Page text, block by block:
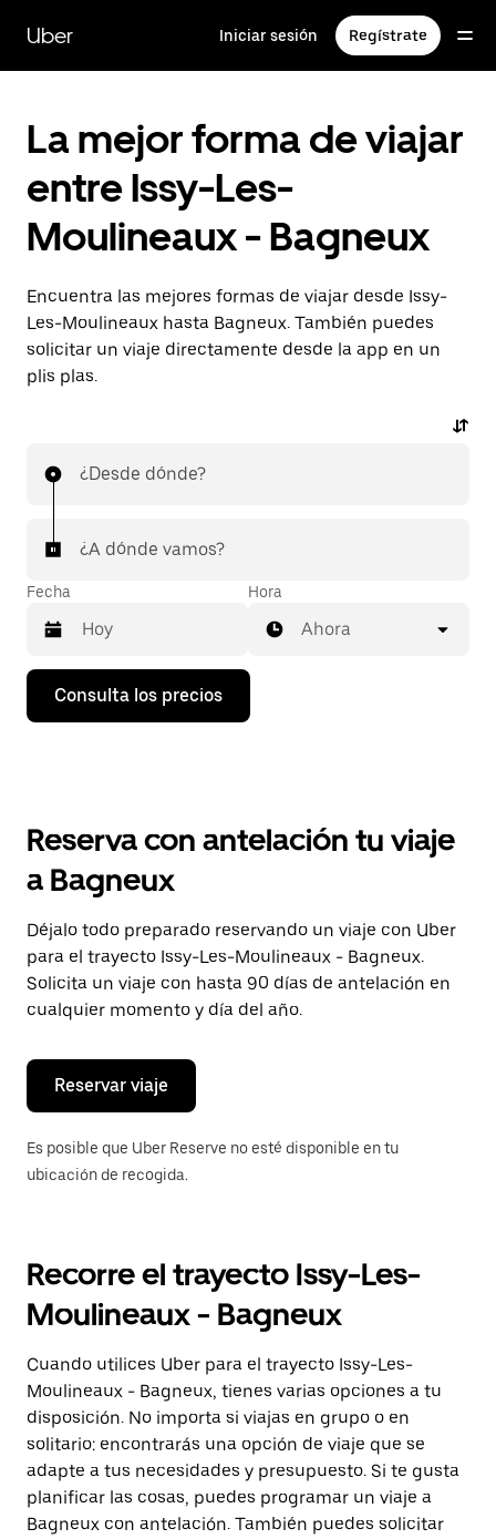
contenido
principal
Uber Iniciar sesión Regístrate
La mejor forma de viajar
entre Issy-Les-
Moulineaux - Bagneux
Encuentra las mejores formas de viajar desde Issy-
Les-Moulineaux hasta Bagneux. También puedes
solicitar un viaje directamente desde la app en un
plis plas.
¿Desde dónde?
¿A dónde vamos?
Fecha
Pulsa
flecha
calendario
seleccionar
fecha.
Pulsa
el
botón
de
escape
cerrar
calendario.
Hora
Ahora
Consulta los precios
Reserva con antelación tu viaje
a Bagneux
Déjalo todo preparado reservando un viaje con Uber
para el trayecto Issy-Les-Moulineaux - Bagneux.
Solicita un viaje con hasta 90 días de antelación en
cualquier momento y día del año.
Reservar viaje
Es posible que Uber Reserve no esté disponible en tu
ubicación de recogida.
Recorre el trayecto Issy-Les-
Moulineaux - Bagneux
Cuando utilices Uber para el trayecto Issy-Les-
Moulineaux - Bagneux, tienes varias opciones a tu
disposición. No importa si viajas en grupo o en
solitario: encontrarás una opción de viaje que se
adapte a tus necesidades y presupuesto. Si te gusta
planificar las cosas, puedes programar un viaje a
Bagneux con antelación. También puedes solicitar